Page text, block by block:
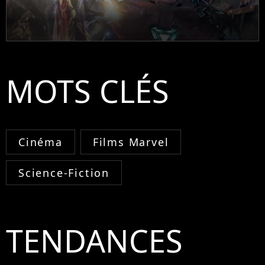
MOTS CLÉS
Cinéma Films Marvel
Science-Fiction
TENDANCES